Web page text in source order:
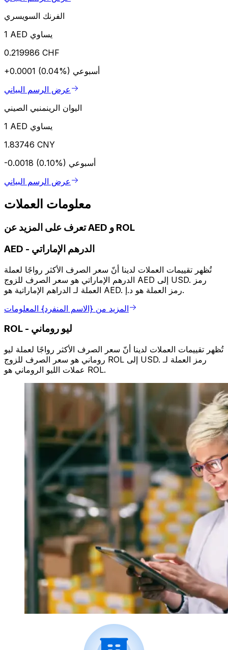
الفرنك السويسري
1 AED يساوي
0.219986 CHF
+0.0001 (0.04%) أسبوعي
عرض الرسم البياني
اليوان الرينمنبي الصيني
1 AED يساوي
1.83746 CNY
-0.0018 (0.10%) أسبوعي
عرض الرسم البياني
معلومات العملات
تعرف على المزيد عن AED و ROL
AED - الدرهم الإماراتي
تُظهر تقييمات العملات لدينا أنّ سعر الصرف الأكثر رواجًا لعملة
الدرهم الإماراتي هو سعر الصرف للزوج AED إلى USD. رمز
العملة لـ الدراهم الإماراتية هو AED. رمز العملة هو د.إ.
المزيد من {الاسم المنفرد} المعلومات
ROL - ليو روماني
تُظهر تقييمات العملات لدينا أنّ سعر الصرف الأكثر رواجًا لعملة ليو
روماني هو سعر الصرف للزوج ROL إلى USD. رمز العملة لـ
عملات الليو الروماني هو ROL.